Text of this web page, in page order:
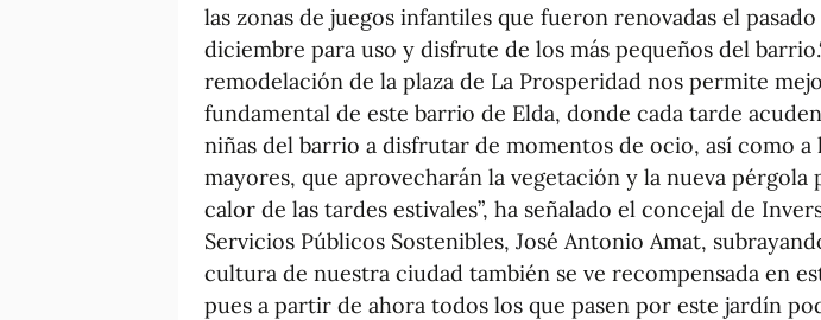
las zonas de juegos infantiles que fueron renovadas el pasado
diciembre para uso y disfrute de los más pequeños del
remodelación de la plaza de La Prosperidad nos permite
fundamental de este barrio de Elda, donde cada tarde
niñas del barrio a disfrutar de momentos de ocio, así como a
mayores, que aprovecharán la vegetación y la nueva pérgola
calor de las tardes estivales”, ha señalado el concejal de
Servicios Públicos Sostenibles, José Antonio Amat,
cultura de nuestra ciudad también se ve recompensada en
pues a partir de ahora todos los que pasen por este jardín